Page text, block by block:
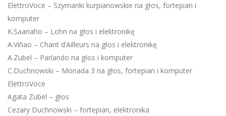
ElettroVoce – Szymanki kurpianowskie na głos, fortepian i
komputer
K.Saariaho – Lohn na głos i elektronikę
A.Viñao – Chant d’Ailleurs na głos i elektronikę
A.Zubel – Parlando na głos i komputer
C.Duchnowski – Monada 3 na głos, fortepian i komputer
ElettroVoce
Agata Zubel – głos
Cezary Duchnowski – fortepian, elektronika